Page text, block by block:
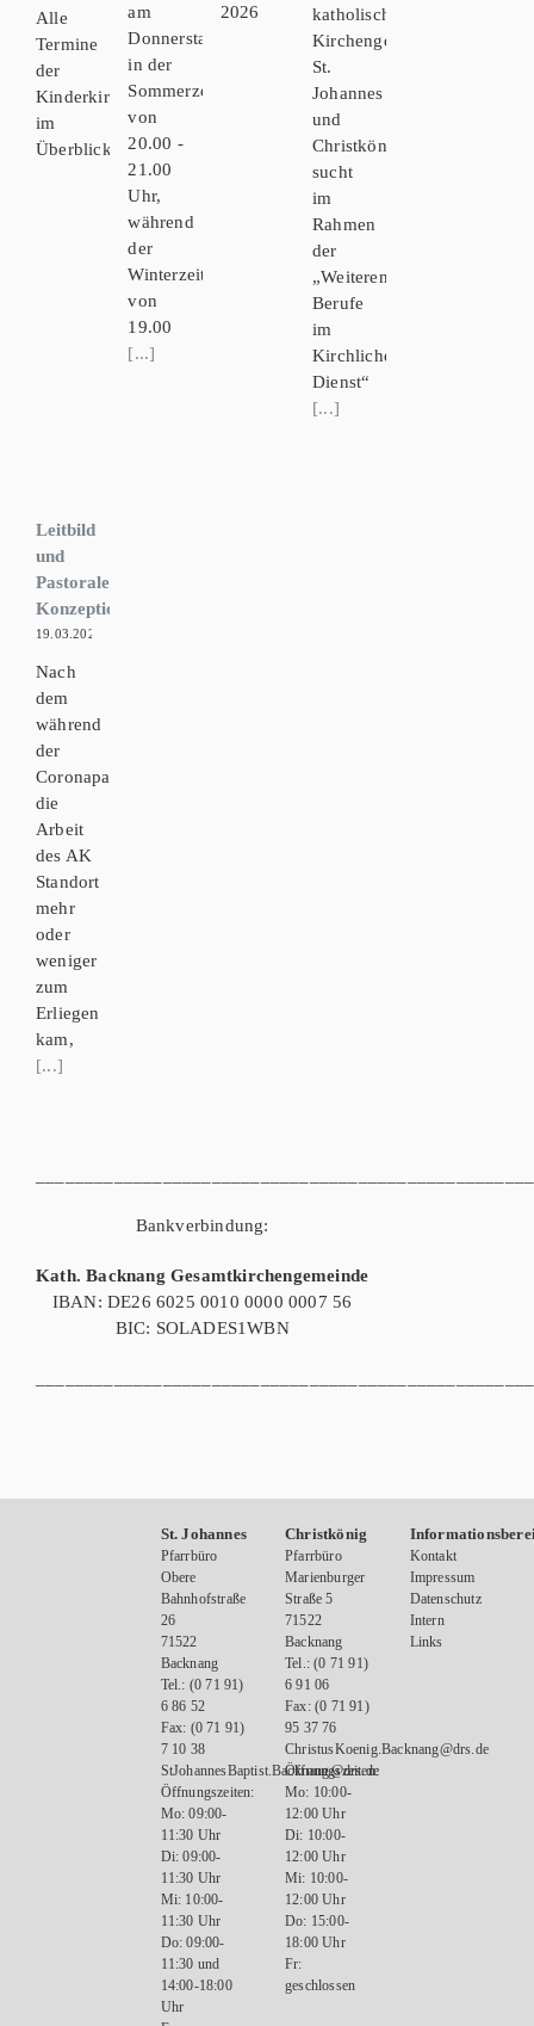
Alle
Termine
der
Kinderkirche
im
Überblick:
am
Donnerstag,
in der
Sommerzeit
von
20.00 -
21.00
Uhr,
während
der
Winterzeit
von
19.00
[...]
2026
katholische
Kirchengemeinde
St.
Johannes
und
Christkönig
sucht
im
Rahmen
der
„Weiteren
Berufe
im
Kirchlichen
Dienst“
[...]
Leitbild
und
Pastorale
Konzeption
19.03.2023
Nach
dem
während
der
Coronapandemie
die
Arbeit
des AK
Standort
mehr
oder
weniger
zum
Erliegen
kam,
[...]
Bankverbindung:
Kath. Backnang Gesamtkirchengemeinde
IBAN: DE26 6025 0010 0000 0007 56
BIC: SOLADES1WBN
St. Johannes
Pfarrbüro
Obere
Bahnhofstraße
26
71522
Backnang
Tel.: (0 71 91)
6 86 52
Fax: (0 71 91)
7 10 38
StJohannesBaptist.Backnang@drs.de
Öffnungszeiten:
Mo: 09:00-
11:30 Uhr
Di: 09:00-
11:30 Uhr
Mi: 10:00-
11:30 Uhr
Do: 09:00-
11:30 und
14:00-18:00
Uhr
Christkönig
Pfarrbüro
Marienburger
Straße 5
71522
Backnang
Tel.: (0 71 91)
6 91 06
Fax: (0 71 91)
95 37 76
ChristusKoenig.Backnang@drs.de
Öffnungszeiten:
Mo: 10:00-
12:00 Uhr
Di: 10:00-
12:00 Uhr
Mi: 10:00-
12:00 Uhr
Do: 15:00-
18:00 Uhr
Fr:
geschlossen
Kontakt
Impressum
Datenschutz
Intern
Links